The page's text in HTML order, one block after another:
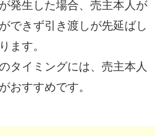
発生した場合、売主本人が
できず引き渡しが先延ばし
ます。
タイミングには、売主本人
おすすめです。